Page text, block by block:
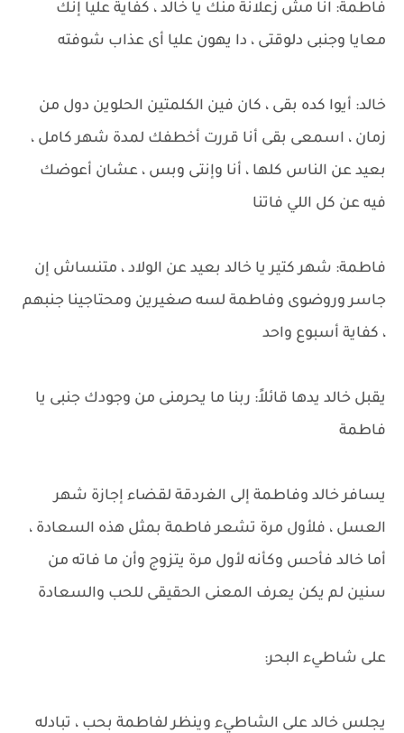
فاطمة: انا مش زعلانة منك يا خالد ، كفاية عليا إنك
معايا وجنبى دلوقتى ، دا يهون عليا أى عذاب شوفته
خالد: أيوا كده بقى ، كان فين الكلمتين الحلوين دول من
زمان ، اسمعى بقى أنا قررت أخطفك لمدة شهر كامل ،
بعيد عن الناس كلها ، أنا وإنتى وبس ، عشان أعوضك
فيه عن كل اللي فاتنا
فاطمة: شهر كتير يا خالد بعيد عن الولاد ، متنساش إن
جاسر وروضوى وفاطمة لسه صغيرين ومحتاجينا جنبهم
، كفاية أسبوع واحد
يقبل خالد يدها قائلاً: ربنا ما يحرمنى من وجودك جنبى يا
فاطمة
يسافر خالد وفاطمة إلى الغردقة لقضاء إجازة شهر
العسل ، فلأول مرة تشعر فاطمة بمثل هذه السعادة ،
أما خالد فأحس وكأنه لأول مرة يتزوج وأن ما فاته من
سنين لم يكن يعرف المعنى الحقيقى للحب والسعادة
على شاطيء البحر:
يجلس خالد على الشاطيء وينظر لفاطمة بحب ، تبادله